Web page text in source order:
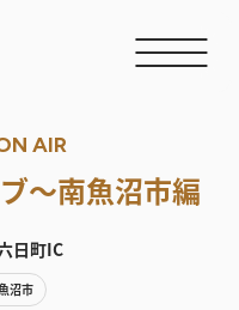
AIR
〜南魚沼市編
日町IC
沼市